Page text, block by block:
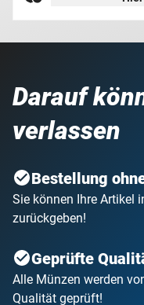
Darauf
verlassen
Bestellung
Sie können Ihre Artikel
zurückgeben!
Geprüfte
Alle Münzen werden
Qualität geprüft!